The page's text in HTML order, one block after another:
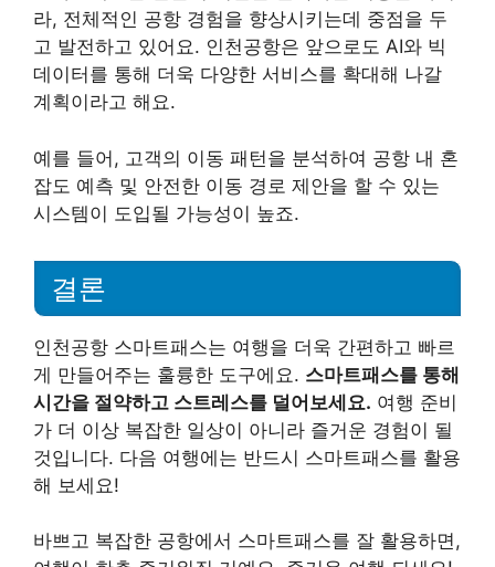
라, 전체적인 공항 경험을 향상시키는데 중점을 두
고 발전하고 있어요. 인천공항은 앞으로도 AI와 빅
데이터를 통해 더욱 다양한 서비스를 확대해 나갈
계획이라고 해요.
예를 들어, 고객의 이동 패턴을 분석하여 공항 내 혼
잡도 예측 및 안전한 이동 경로 제안을 할 수 있는
시스템이 도입될 가능성이 높죠.
결론
인천공항 스마트패스는 여행을 더욱 간편하고 빠르
게 만들어주는 훌륭한 도구에요. 스마트패스를 통해
시간을 절약하고 스트레스를 덜어보세요. 여행 준비
가 더 이상 복잡한 일상이 아니라 즐거운 경험이 될
것입니다. 다음 여행에는 반드시 스마트패스를 활용
해 보세요!
바쁘고 복잡한 공항에서 스마트패스를 잘 활용하면,